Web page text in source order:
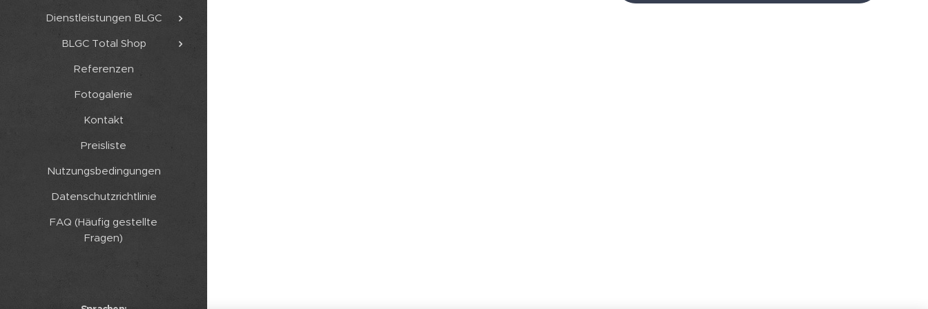
Dienstleistungen BLGC
BLGC Total Shop
Referenzen
Fotogalerie
Kontakt
Preisliste
Nutzungsbedingungen
Datenschutzrichtlinie
FAQ (Häufig gestellte
Fragen)